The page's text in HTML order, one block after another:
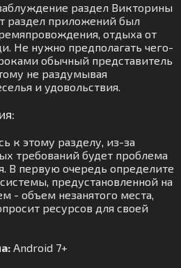
раздел Викторины
раздел приложений был
отдыха от
Не нужно предполагать чего-
обычный представитель
не раздумывая
и удовольствия.
к этому разделу, из-за
требований будет проблема
В первую очередь определите
предустановленной на
- объем незанятого места,
ресурсов для своей
Android 7+